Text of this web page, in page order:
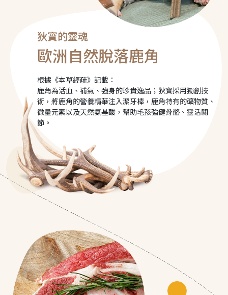
狄寶的靈魂
歐洲自然脫落鹿角
根據《本草經疏》記載：
鹿角為活血、補氣、強身的珍貴逸品；狄寶採用獨創技
術，將鹿角的營養精華注入潔牙棒，鹿角特有的礦物質、
微量元素以及天然氨基酸，幫助毛孩強健骨骼、靈活關
節。